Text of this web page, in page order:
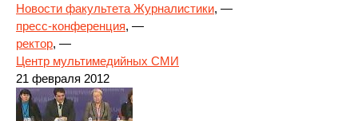
Новости факультета Журналистики, —
пресс-конференция, —
ректор, —
Центр мультимедийных СМИ
21 февраля 2012